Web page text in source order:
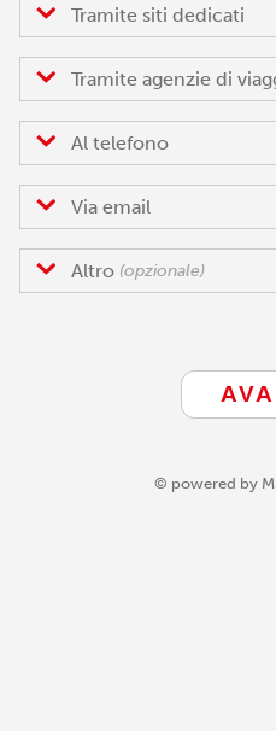
Tramite siti dedicati
Tramite agenzie di
Al telefono
Via email
Altro (opzionale)
© powered by